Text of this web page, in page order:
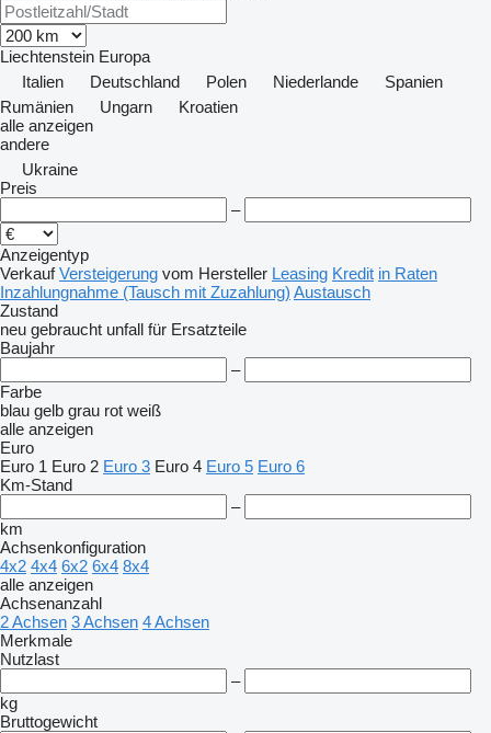
Liechtenstein Europa
Italien
Deutschland Polen Niederlande
Spanien
Rumänien
Ungarn
Kroatien
alle anzeigen
andere
Ukraine
Preis
–
Anzeigentyp
Verkauf Versteigerung vom Hersteller Leasing Kredit in Raten
Inzahlungnahme (Tausch mit Zuzahlung) Austausch
Zustand
neu gebraucht unfall für Ersatzteile
Baujahr
–
Farbe
blau gelb grau rot weiß
alle anzeigen
Euro
Euro 1 Euro 2 Euro 3 Euro 4 Euro 5 Euro 6
Km-Stand
–
km
Achsenkonfiguration
4x2 4x4 6x2 6x4 8x4
alle anzeigen
Achsenanzahl
2 Achsen 3 Achsen 4 Achsen
Merkmale
Nutzlast
–
kg
Bruttogewicht